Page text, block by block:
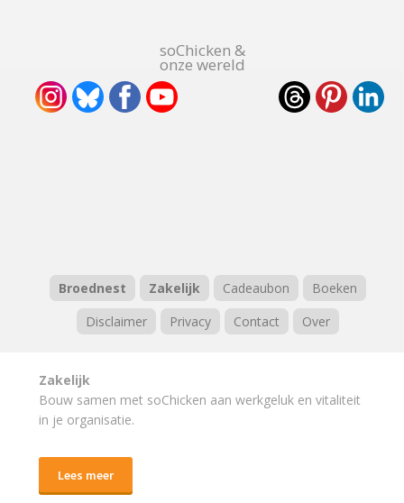
soChicken &
onze wereld
Broednest Zakelijk Cadeaubon
Boeken
Disclaimer
Privacy Contact Over
Zakelijk
Bouw samen met soChicken aan werkgeluk en vitaliteit
in je organisatie.
Lees meer